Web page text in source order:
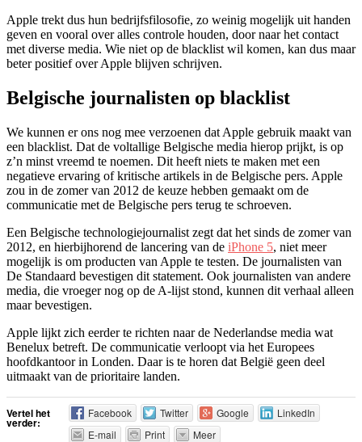
Apple trekt dus hun bedrijfsfilosofie, zo weinig mogelijk uit handen
geven en vooral over alles controle houden, door naar het contact
met diverse media. Wie niet op de blacklist wil komen, kan dus maar
beter positief over Apple blijven schrijven.
Belgische journalisten op blacklist
We kunnen er ons nog mee verzoenen dat Apple gebruik maakt van
een blacklist. Dat de voltallige Belgische media hierop prijkt, is op
z’n minst vreemd te noemen. Dit heeft niets te maken met een
negatieve ervaring of kritische artikels in de Belgische pers. Apple
zou in de zomer van 2012 de keuze hebben gemaakt om de
communicatie met de Belgische pers terug te schroeven.
Een Belgische technologiejournalist zegt dat het sinds de zomer van
2012, en hierbijhorend de lancering van de iPhone 5, niet meer
mogelijk is om producten van Apple te testen. De journalisten van
De Standaard bevestigen dit statement. Ook journalisten van andere
media, die vroeger nog op de A-lijst stond, kunnen dit verhaal alleen
maar bevestigen.
Apple lijkt zich eerder te richten naar de Nederlandse media wat
Benelux betreft. De communicatie verloopt via het Europees
hoofdkantoor in Londen. Daar is te horen dat België geen deel
uitmaakt van de prioritaire landen.
Vertel het
verder:
Facebook Twitter Google
LinkedIn
E-mail
Print
Meer